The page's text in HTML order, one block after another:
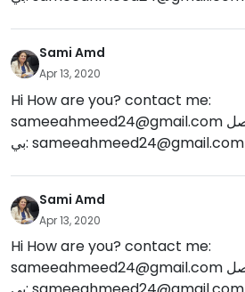
Sami Amd
Apr 13, 2020
Hi How are you? contact me:
sameeahmeed24@gmail.com
بي: sameeahmeed24@gmail.com
Sami Amd
Apr 13, 2020
Hi How are you? contact me:
sameeahmeed24@gmail.com